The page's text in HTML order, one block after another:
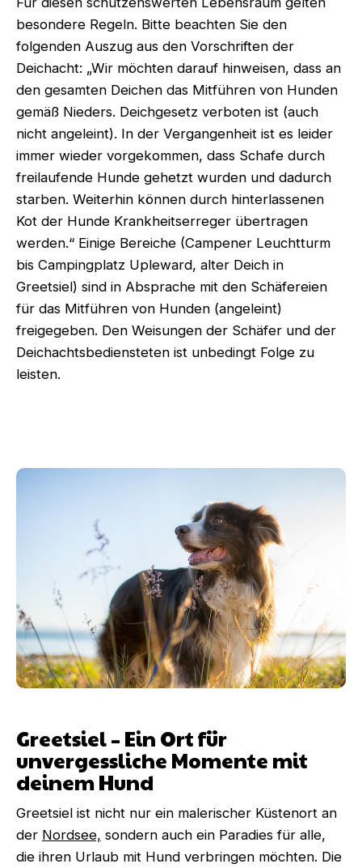
besondere Regeln. Bitte beachten Sie den
folgenden Auszug aus den Vorschriften der
Deichacht: „Wir möchten darauf hinweisen, dass an
den gesamten Deichen das Mitführen von Hunden
gemäß Nieders. Deichgesetz verboten ist (auch
nicht angeleint). In der Vergangenheit ist es leider
immer wieder vorgekommen, dass Schafe durch
freilaufende Hunde gehetzt wurden und dadurch
starben. Weiterhin können durch hinterlassenen
Kot der Hunde Krankheitserreger übertragen
werden.“ Einige Bereiche (Campener Leuchtturm
bis Campingplatz Upleward, alter Deich in
Greetsiel) sind in Absprache mit den Schäfereien
für das Mitführen von Hunden (angeleint)
freigegeben. Den Weisungen der Schäfer und der
Deichachtsbediensteten ist unbedingt Folge zu
leisten.
Greetsiel – Ein Ort für
unvergessliche Momente mit
deinem Hund
Greetsiel ist nicht nur ein malerischer Küstenort an
der Nordsee, sondern auch ein Paradies für alle,
die ihren Urlaub mit Hund verbringen möchten. Die